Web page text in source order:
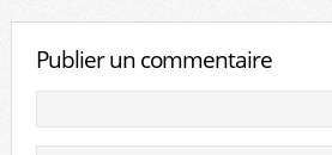
Publier un commentaire